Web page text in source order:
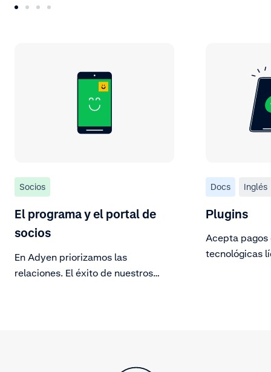
Socios
El programa y el portal de
socios
En Adyen priorizamos las
relaciones. El éxito de nuestros
Docs Inglés
Plugins
Acepta pagos
tecnológicas